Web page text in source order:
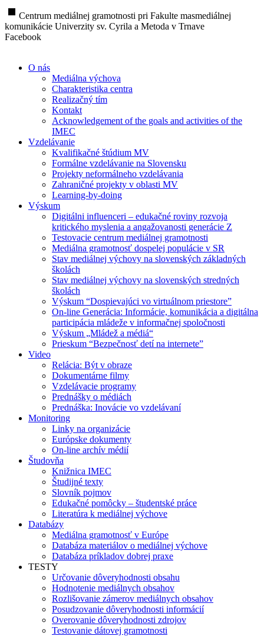
stop Centrum mediálnej gramotnosti pri Fakulte masmediálnej
komunikácie Univerzity sv. Cyrila a Metoda v Trnave
Facebook
O nás
Mediálna výchova
Charakteristika centra
Realizačný tím
Kontakt
Acknowledgement of the goals and activities of the
IMEC
Vzdelávanie
Kvalifikačné štúdium MV
Formálne vzdelávanie na Slovensku
Projekty neformálneho vzdelávania
Zahraničné projekty v oblasti MV
Learning-by-doing
Výskum
Digitálni influenceri – edukačné roviny rozvoja
kritického myslenia a angažovanosti generácie Z
Testovacie centrum mediálnej gramotnosti
Mediálna gramotnosť dospelej populácie v SR
Stav mediálnej výchovy na slovenských základných
školách
Stav mediálnej výchovy na slovenských stredných
školách
Výskum “Dospievajúci vo virtuálnom priestore”
On-line Generácia: Informácie, komunikácia a digitálna
participácia mládeže v informačnej spoločnosti
Výskum „Mládež a médiá“
Prieskum “Bezpečnosť detí na internete”
Video
Relácia: Být v obraze
Dokumentárne filmy
Vzdelávacie programy
Prednášky o médiách
Prednáška: Inovácie vo vzdelávaní
Monitoring
Linky na organizácie
Európske dokumenty
On-line archív médií
Študovňa
Knižnica IMEC
Študijné texty
Slovník pojmov
Edukačné pomôcky – študentské práce
Literatúra k mediálnej výchove
Databázy
Mediálna gramotnosť v Európe
Databáza materiálov o mediálnej výchove
Databáza príkladov dobrej praxe
TESTY
Určovanie dôveryhodnosti obsahu
Hodnotenie mediálnych obsahov
Rozlišovanie zámerov mediálnych obsahov
Posudzovanie dôveryhodnosti informácií
Overovanie dôveryhodnosti zdrojov
Testovanie dátovej gramotnosti